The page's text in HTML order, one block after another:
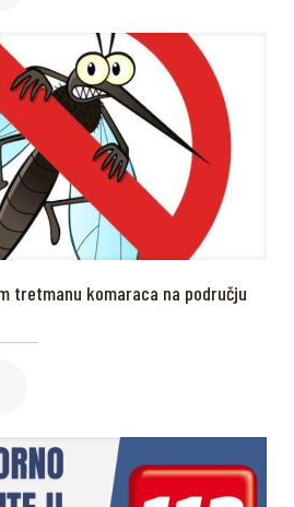
tretmanu komaraca na području